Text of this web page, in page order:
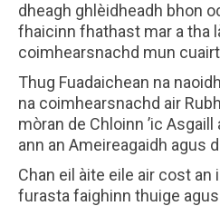
dheagh ghlèidheadh bhon
fhaicinn fhathast mar a tha
coimhearsnachd mun
Thug Fuadaichean na
na coimhearsnachd air
mòran de Chloinn ’ic Asgaill
ann an Ameireagaidh agus
Chan eil àite eile air cost an
furasta faighinn thuige